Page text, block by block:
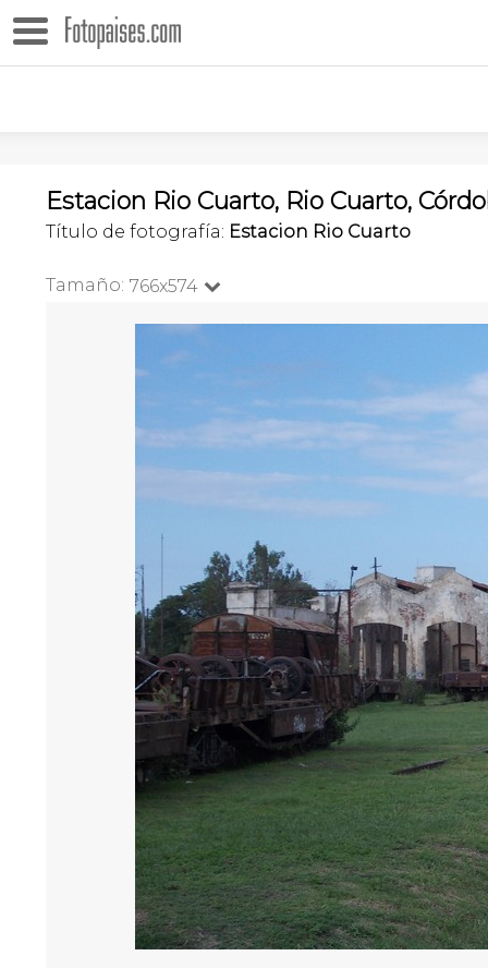
Estacion Rio Cuarto, Rio Cuarto,
Título de fotografía: Estacion Rio Cuarto
Tamaño: 766x574 